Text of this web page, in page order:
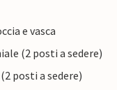
e vasca
(2 posti a sedere)
posti a sedere)